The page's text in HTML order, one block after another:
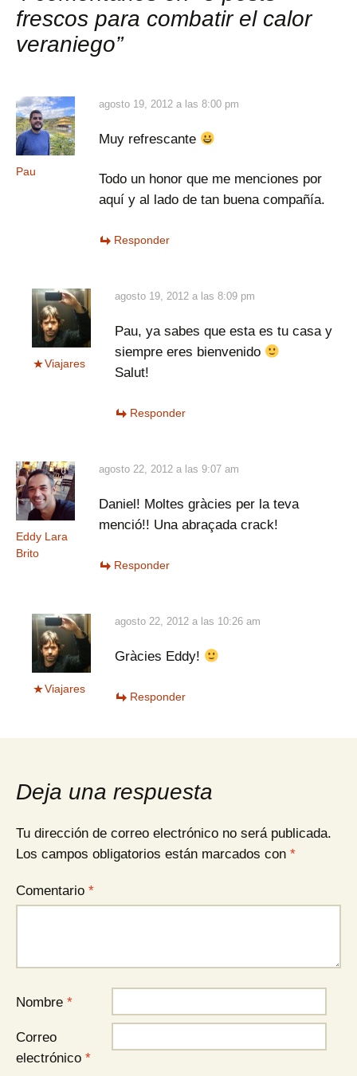
frescos para combatir el calor
veraniego”
Pau
agosto 19, 2012 a las 8:00 pm
Muy refrescante
Todo un honor que me menciones por
aquí y al lado de tan buena compañía.
Responder
Viajares
agosto 19, 2012 a las 8:09 pm
Pau, ya sabes que esta es tu casa y
siempre eres bienvenido
Salut!
Responder
Eddy Lara
Brito
agosto 22, 2012 a las 9:07 am
Daniel! Moltes gràcies per la teva
menció!! Una abraçada crack!
Responder
Viajares
agosto 22, 2012 a las 10:26 am
Gràcies Eddy!
Responder
Deja una respuesta
Tu dirección de correo electrónico no será publicada.
Los campos obligatorios están marcados con *
Comentario *
Nombre *
Correo
electrónico *